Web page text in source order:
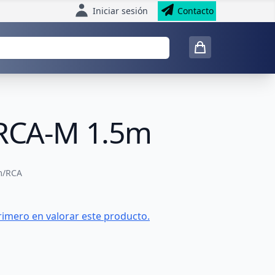
Iniciar sesión Contacto
M 1.5m
RCA
en valorar este producto.